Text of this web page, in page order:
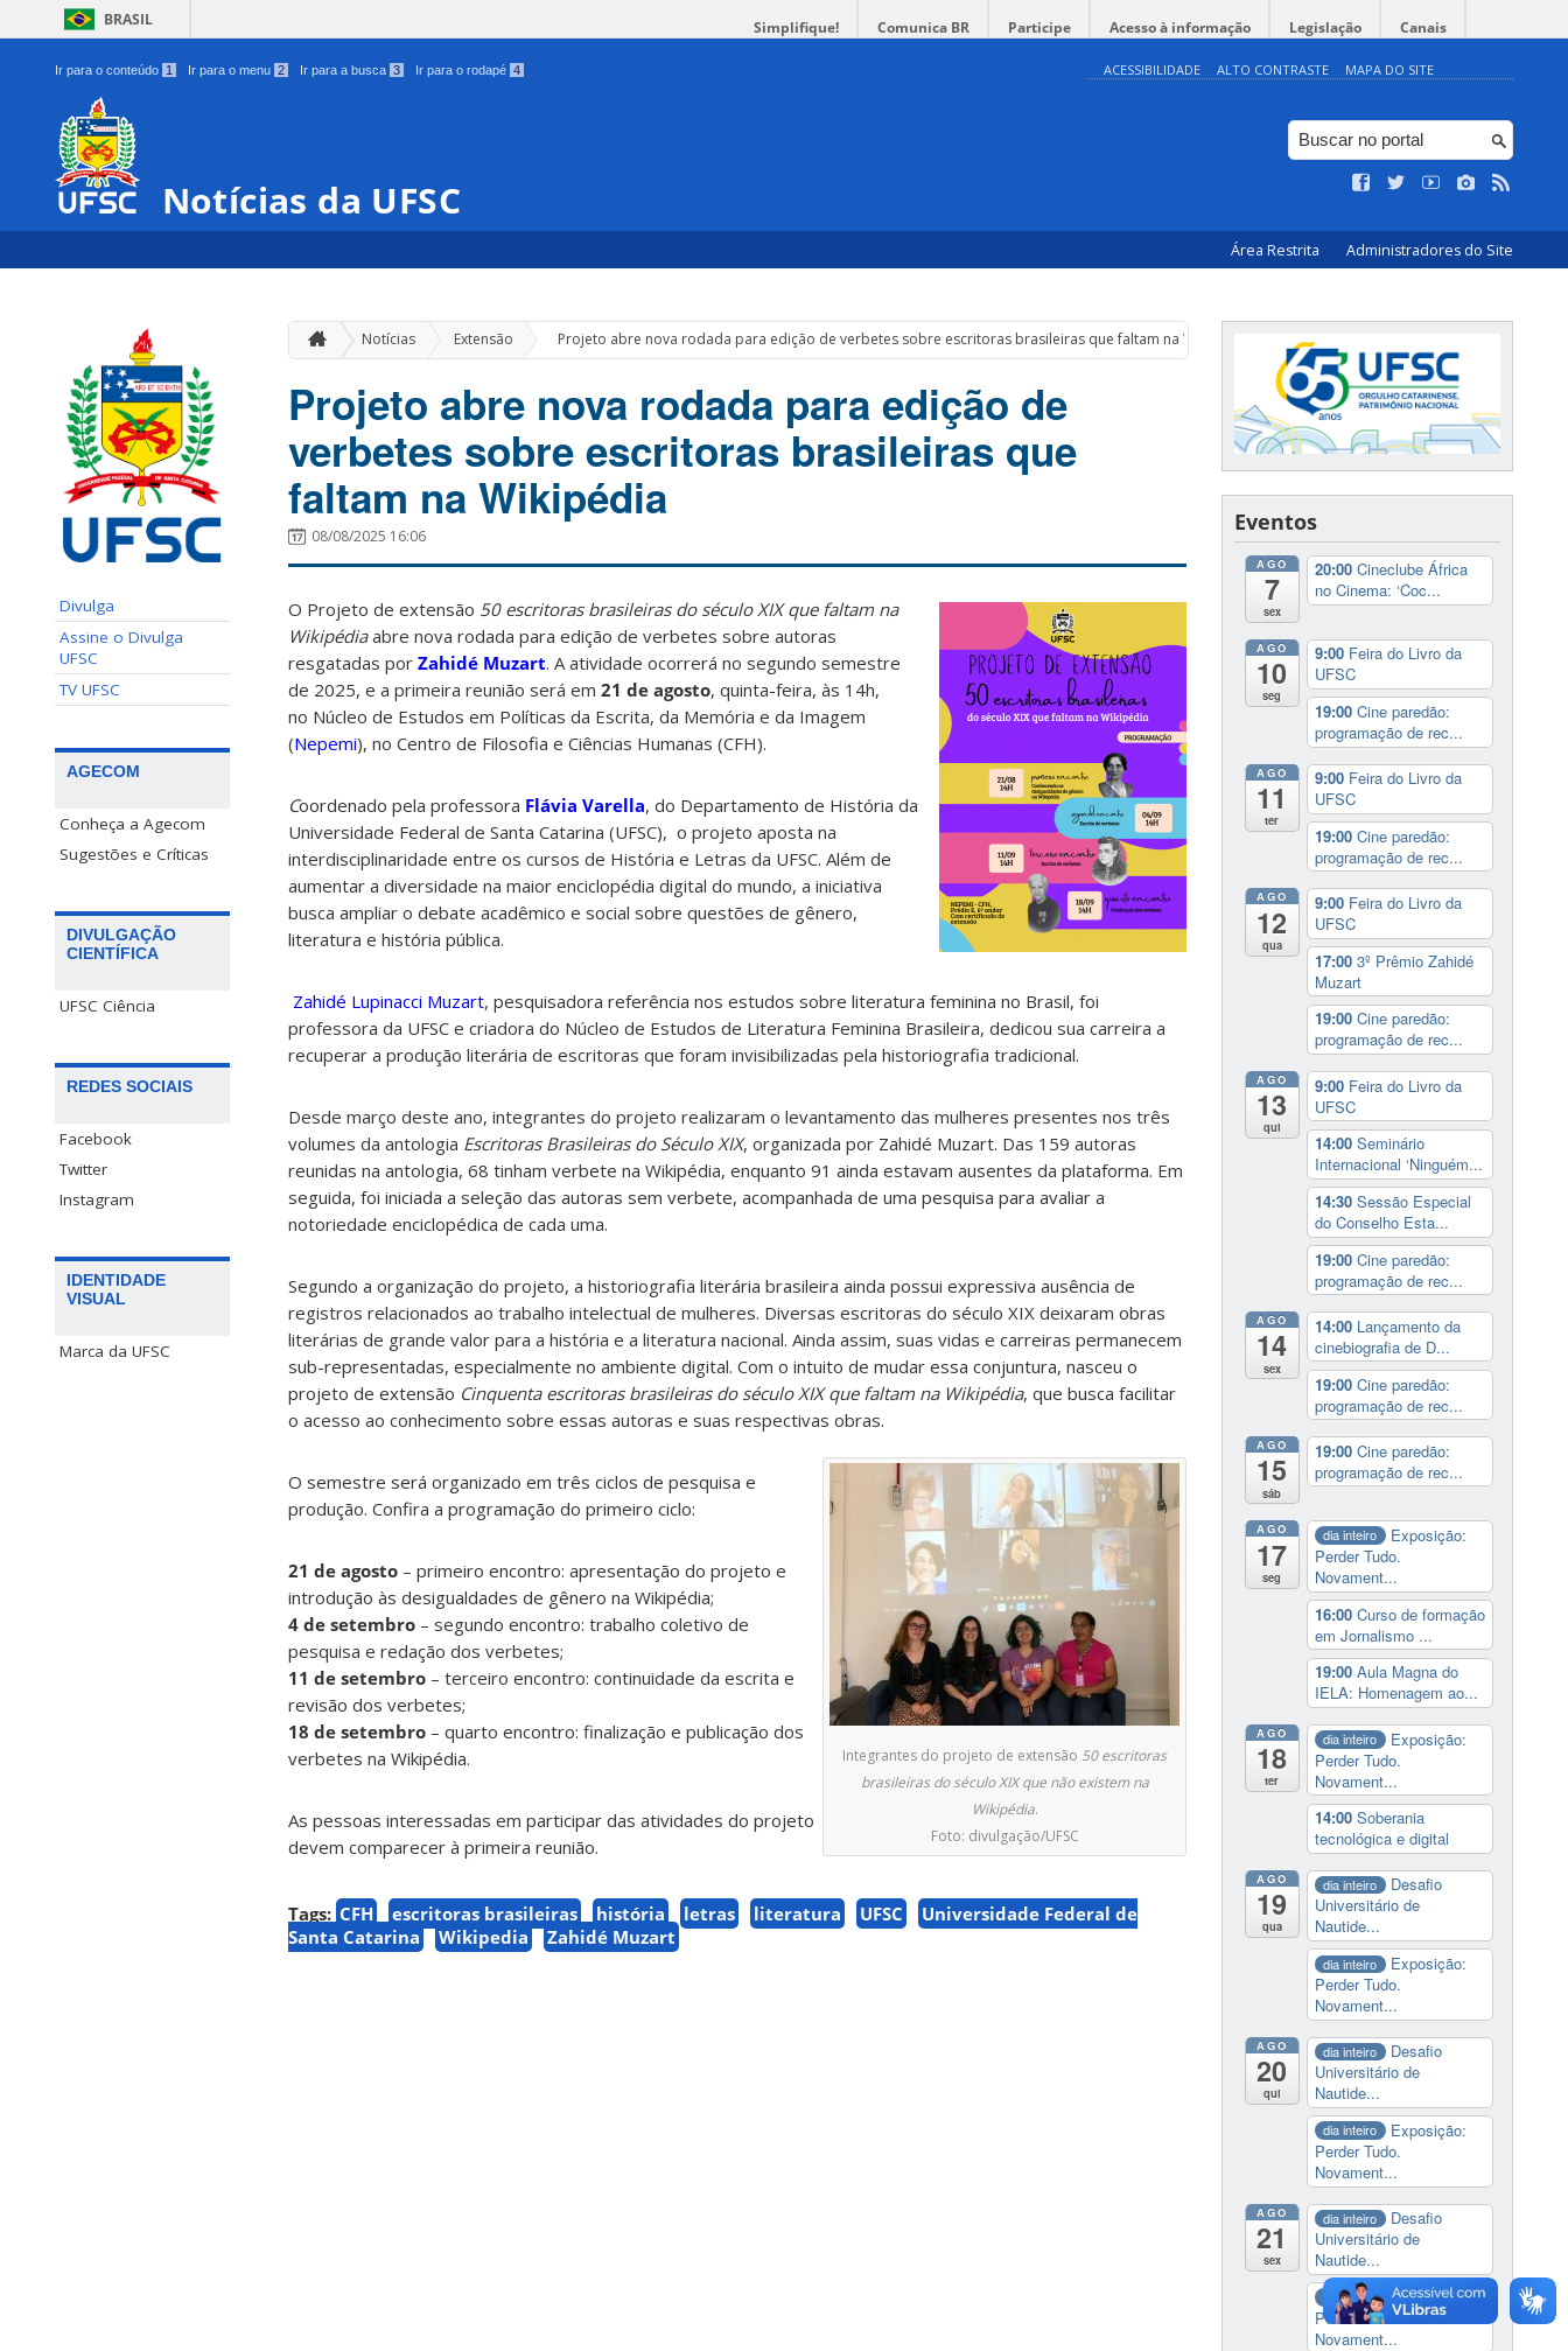
BRASIL Simplifique! Comunica BR Participe Acesso à informação Legislação Canais
Ir para o conteúdo 1 Ir para o menu 2 Ir para a busca 3 Ir para o rodapé 4 ACESSIBILIDADE ALTO CONTRASTE MAPA DO SITE
Notícias da UFSC
Área Restrita Administradores do Site
Divulga
Assine o Divulga
UFSC
TV UFSC
AGECOM
Conheça a Agecom
Sugestões e Críticas
DIVULGAÇÃO
CIENTÍFICA
UFSC Ciência
REDES SOCIAIS
Facebook
Twitter
Instagram
IDENTIDADE
VISUAL
Marca da UFSC
Notícias Extensão » Projeto abre nova rodada para edição de verbetes sobre escritoras brasileiras que faltam na Wikipédia
Projeto abre nova rodada para edição de
verbetes sobre escritoras brasileiras que
faltam na Wikipédia
08/08/2025 16:06
O Projeto de extensão 50 escritoras brasileiras do século XIX que faltam na
Wikipédiaabre nova rodada para edição de verbetes sobre autoras
resgatadas por Zahidé Muzart. A atividade ocorrerá no segundo semestre
de 2025, e a primeira reunião será em 21 de agosto, quinta-feira, às 14h,
no Núcleo de Estudos em Políticas da Escrita, da Memória e da Imagem
(Nepemi), no Centro de Filosofia e Ciências Humanas (CFH).
Coordenado pela professora Flávia Varella, do Departamento de História da
Universidade Federal de Santa Catarina (UFSC), o projeto aposta na
interdisciplinaridade entre os cursos de História e Letras da UFSC. Além de
aumentar a diversidade na maior enciclopédia digital do mundo, a iniciativa
busca ampliar o debate acadêmico e social sobre questões de gênero,
literatura e história pública.
Zahidé Lupinacci Muzart, pesquisadora referência nos estudos sobre literatura feminina no Brasil, foi
professora da UFSC e criadora do Núcleo de Estudos de Literatura Feminina Brasileira, dedicou sua carreira a
recuperar a produção literária de escritoras que foram invisibilizadas pela historiografia tradicional.
Desde março deste ano, integrantes do projeto realizaram o levantamento das mulheres presentes nos três
volumes da antologia Escritoras Brasileiras do Século XIX, organizada por Zahidé Muzart. Das 159 autoras
reunidas na antologia, 68 tinham verbete na Wikipédia, enquanto 91 ainda estavam ausentes da plataforma. Em
seguida, foi iniciada a seleção das autoras sem verbete, acompanhada de uma pesquisa para avaliar a
notoriedade enciclopédica de cada uma.
Segundo a organização do projeto, a historiografia literária brasileira ainda possui expressiva ausência de
registros relacionados ao trabalho intelectual de mulheres. Diversas escritoras do século XIX deixaram obras
literárias de grande valor para a história e a literatura nacional. Ainda assim, suas vidas e carreiras permanecem
sub-representadas, especialmente no ambiente digital. Com o intuito de mudar essa conjuntura, nasceu o
projeto de extensão Cinquenta escritoras brasileiras do século XIX que faltam na Wikipédia, que busca facilitar
o acesso ao conhecimento sobre essas autoras e suas respectivas obras.
Integrantes do projeto de extensão 50 escritoras
brasileiras do século XIX que não existem na
Wikipédia.
Foto: divulgação/UFSC
O semestre será organizado em três ciclos de pesquisa e
produção. Confira a programação do primeiro ciclo:
21 de agosto – primeiro encontro: apresentação do projeto e
introdução às desigualdades de gênero na Wikipédia;
4 de setembro – segundo encontro: trabalho coletivo de
pesquisa e redação dos verbetes;
11 de setembro – terceiro encontro: continuidade da escrita e
revisão dos verbetes;
18 de setembro – quarto encontro: finalização e publicação dos
verbetes na Wikipédia.
As pessoas interessadas em participar das atividades do projeto
devem comparecer à primeira reunião.
Tags: CFH escritoras brasileiras história letras literatura UFSC
Universidade Federal de
Santa Catarina
Wikipedia Zahidé Muzart
Eventos
AGO
7
sex
20:00 Cineclube África
no Cinema: ‘Coc...
AGO
10
seg
9:00 Feira do Livro da
UFSC
19:00 Cine paredão:
programação de rec...
AGO
11
ter
9:00 Feira do Livro da
UFSC
19:00 Cine paredão:
programação de rec...
AGO
12
qua
9:00 Feira do Livro da
UFSC
17:00 3º Prêmio Zahidé
Muzart
19:00 Cine paredão:
programação de rec...
AGO
13
qui
9:00 Feira do Livro da
UFSC
14:00 Seminário
Internacional ‘Ninguém...
14:30 Sessão Especial
do Conselho Esta...
19:00 Cine paredão:
programação de rec...
AGO
14
sex
14:00 Lançamento da
cinebiografia de D...
19:00 Cine paredão:
programação de rec...
AGO
15
sáb
19:00 Cine paredão:
programação de rec...
AGO
17
seg
dia inteiro
Exposição:
Perder Tudo.
Novament...
16:00 Curso de formação
em Jornalismo ...
19:00 Aula Magna do
IELA: Homenagem ao...
AGO
18
ter
dia inteiro
Exposição:
Perder Tudo.
Novament...
14:00 Soberania
tecnológica e digital
AGO
19
qua
dia inteiro
Desafio
Universitário de
Nautide...
dia inteiro
Exposição:
Perder Tudo.
Novament...
AGO
20
qui
dia inteiro
Desafio
Universitário de
Nautide...
dia inteiro
Exposição:
Perder Tudo.
Novament...
AGO
21
sex
dia inteiro
Desafio
Universitário de
Nautide...
dia inteiro
Exposição:
Perder Tudo.
Novament...